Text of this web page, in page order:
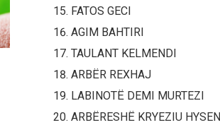
FATOS GECI
AGIM BAHTIRI
TAULANT KELMENDI
ARBËR REXHAJ
LABINOTË DEMI MURTEZI
ARBËRESHË KRYEZIU HYSENI